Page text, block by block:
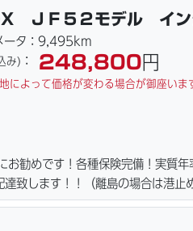
X ＪＦ５２モデル イン
ータ：9,495km
み) ： 248,800円
によって価格が変わる場合が御座いま
勧めです！各種保険完備！実質
致します！！（離島の場合は港止
・ウエイトローラー・バッテリ